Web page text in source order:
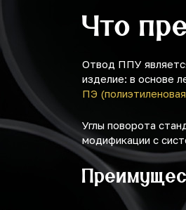
Что
Отвод ППУ
изделие: в основе
ПЭ
Углы поворота
модификации с